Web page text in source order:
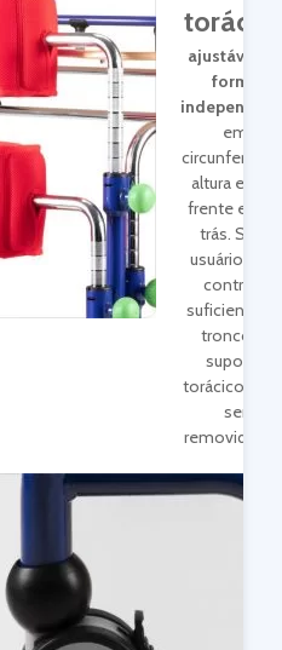
ajustável de
forma
em
altura e para
frente e para
trás. Se o
usuário tiver
controle
suficiente
tronco, o
suporte
torácico
ser